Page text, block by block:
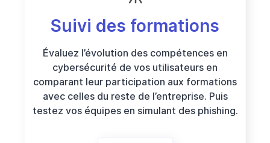
Suivi des formations
Évaluez l’évolution des compétences en
cybersécurité de vos utilisateurs en
comparant leur participation aux formations
avec celles du reste de l’entreprise. Puis
testez vos équipes en simulant des phishing.